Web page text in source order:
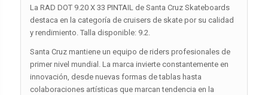
La RAD DOT 9.20 X 33 PINTAIL de Santa Cruz Skateboards
destaca en la categoría de cruisers de skate por su calidad
y rendimiento. Talla disponible: 9.2.
Santa Cruz mantiene un equipo de riders profesionales de
primer nivel mundial. La marca invierte constantemente en
innovación, desde nuevas formas de tablas hasta
colaboraciones artísticas que marcan tendencia en la